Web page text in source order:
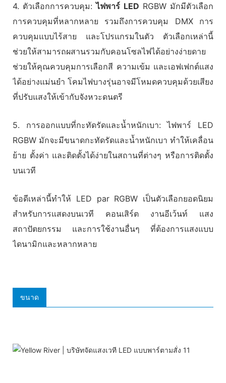
4. ตัวเลือกการควบคุม:ไฟพาร์ LED RGBW มักมีตัวเลือก
การควบคุมที่หลากหลาย รวมถึงการควบคุม DMX การ
ควบคุมแบบไร้สาย และโปรแกรมในตัว ตัวเลือกเหล่านี้
ช่วยให้สามารถผสานรวมกับคอนโซลไฟได้อย่างง่ายดาย
ช่วยให้คุณควบคุมการเลือกสี ความเข้ม และเอฟเฟกต์แสง
ได้อย่างแม่นยำ โคมไฟบางรุ่นอาจมีโหมดควบคุมด้วยเสียง
ที่ปรับแสงให้เข้ากับจังหวะดนตรี
5. การออกแบบที่กะทัดรัดและน้ำหนักเบา: ไฟพาร์ LED
RGBW มักจะมีขนาดกะทัดรัดและน้ำหนักเบา ทำให้เคลื่อน
ย้าย ตั้งค่า และติดตั้งได้ง่ายในสถานที่ต่างๆ หรือการติดตั้ง
บนเวที
ข้อดีเหล่านี้ทำให้ LED par RGBW เป็นตัวเลือกยอดนิยม
สำหรับการแสดงบนเวที คอนเสิร์ต งานอีเว้นท์ แสง
สถาปัตยกรรม และการใช้งานอื่นๆ ที่ต้องการแสงแบบ
ไดนามิกและหลากหลาย
ขนาด